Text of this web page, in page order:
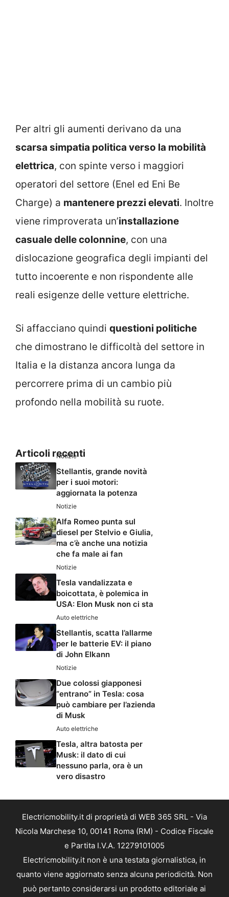
Per altri gli aumenti derivano da una
scarsa simpatia politica verso la mobilità
elettrica, con spinte verso i maggiori
operatori del settore (Enel ed Eni Be
Charge) a mantenere prezzi elevati. Inoltre
viene rimproverata un’installazione
casuale delle colonnine, con una
dislocazione geografica degli impianti del
tutto incoerente e non rispondente alle
reali esigenze delle vetture elettriche.
Si affacciano quindi questioni politiche
che dimostrano le difficoltà del settore in
Italia e la distanza ancora lunga da
percorrere prima di un cambio più
profondo nella mobilità su ruote.
Articoli recenti
Notizie
Stellantis, grande novità
per i suoi motori:
aggiornata la potenza
Notizie
Alfa Romeo punta sul
diesel per Stelvio e Giulia,
ma c’è anche una notizia
che fa male ai fan
Notizie
Tesla vandalizzata e
boicottata, è polemica in
USA: Elon Musk non ci sta
Auto elettriche
Stellantis, scatta l’allarme
per le batterie EV: il piano
di John Elkann
Notizie
Due colossi giapponesi
“entrano” in Tesla: cosa
può cambiare per l’azienda
di Musk
Auto elettriche
Tesla, altra batosta per
Musk: il dato di cui
nessuno parla, ora è un
vero disastro
Electricmobility.it di proprietà di WEB 365 SRL - Via
Nicola Marchese 10, 00141 Roma (RM) - Codice Fiscale
e Partita I.V.A. 12279101005
Electricmobility.it non è una testata giornalistica, in
quanto viene aggiornato senza alcuna periodicità. Non
può pertanto considerarsi un prodotto editoriale ai